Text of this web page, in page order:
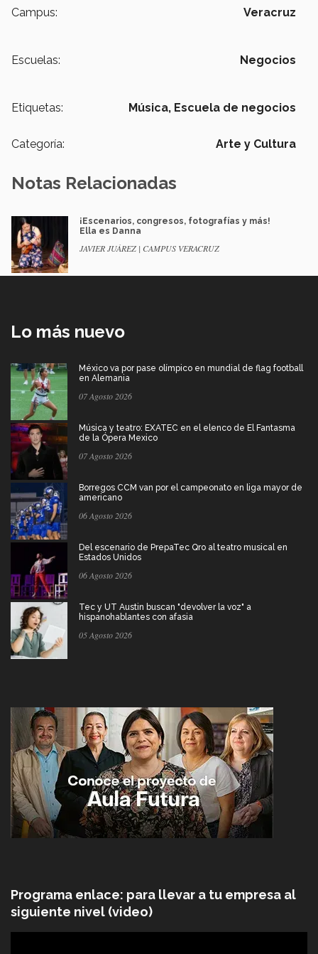
Campus: Veracruz
Escuelas: Negocios
Etiquetas: Música, Escuela de negocios
Categoría: Arte y Cultura
Notas Relacionadas
¡Escenarios, congresos, fotografías y más!
Ella es Danna
JAVIER JUÁREZ | CAMPUS VERACRUZ
Lo más nuevo
México va por pase olímpico en mundial de flag football
en Alemania
07 Agosto 2026
Música y teatro: EXATEC en el elenco de El Fantasma
de la Ópera Mexico
07 Agosto 2026
Borregos CCM van por el campeonato en liga mayor de
americano
06 Agosto 2026
Del escenario de PrepaTec Qro al teatro musical en
Estados Unidos
06 Agosto 2026
Tec y UT Austin buscan "devolver la voz" a
hispanohablantes con afasia
05 Agosto 2026
Programa enlace: para llevar a tu empresa al
siguiente nivel (video)